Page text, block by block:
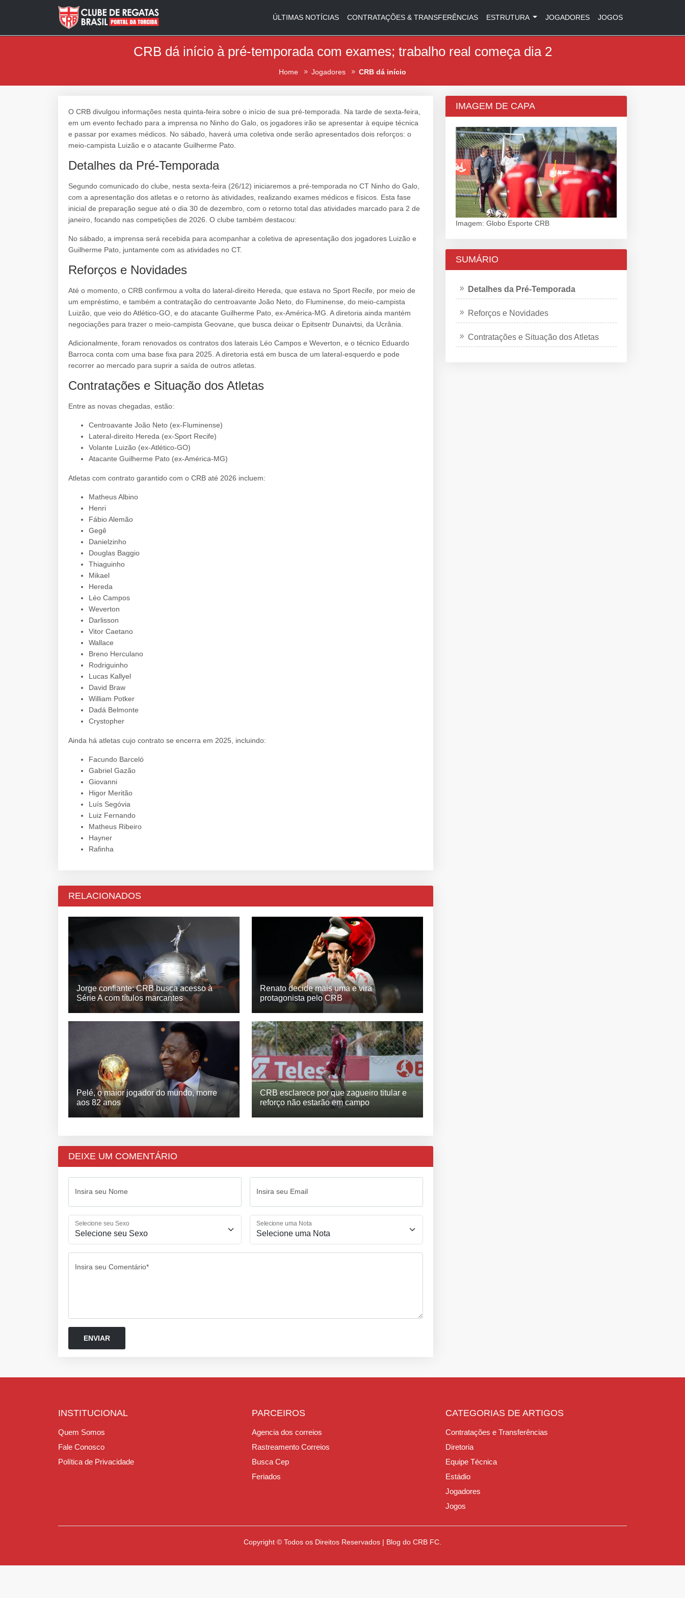
ÚLTIMAS NOTÍCIAS CONTRATAÇÕES & TRANSFERÊNCIAS ESTRUTURA JOGADORES JOGOS
CRB dá início à pré-temporada com exames; trabalho real começa dia 2
Home Jogadores CRB dá início
O CRB divulgou informações nesta quinta-feira sobre o início de sua pré-temporada. Na tarde de sexta-feira,
em um evento fechado para a imprensa no Ninho do Galo, os jogadores irão se apresentar à equipe técnica
e passar por exames médicos. No sábado, haverá uma coletiva onde serão apresentados dois reforços: o
meio-campista Luizão e o atacante Guilherme Pato.
Detalhes da Pré-Temporada
Segundo comunicado do clube, nesta sexta-feira (26/12) iniciaremos a pré-temporada no CT Ninho do Galo,
com a apresentação dos atletas e o retorno às atividades, realizando exames médicos e físicos. Esta fase
inicial de preparação segue até o dia 30 de dezembro, com o retorno total das atividades marcado para 2 de
janeiro, focando nas competições de 2026. O clube também destacou:
No sábado, a imprensa será recebida para acompanhar a coletiva de apresentação dos jogadores Luizão e
Guilherme Pato, juntamente com as atividades no CT.
Reforços e Novidades
Até o momento, o CRB confirmou a volta do lateral-direito Hereda, que estava no Sport Recife, por meio de
um empréstimo, e também a contratação do centroavante João Neto, do Fluminense, do meio-campista
Luizão, que veio do Atlético-GO, e do atacante Guilherme Pato, ex-América-MG. A diretoria ainda mantém
negociações para trazer o meio-campista Geovane, que busca deixar o Epitsentr Dunaivtsi, da Ucrânia.
Adicionalmente, foram renovados os contratos dos laterais Léo Campos e Weverton, e o técnico Eduardo
Barroca conta com uma base fixa para 2025. A diretoria está em busca de um lateral-esquerdo e pode
recorrer ao mercado para suprir a saída de outros atletas.
Contratações e Situação dos Atletas
Entre as novas chegadas, estão:
Centroavante João Neto (ex-Fluminense)
Lateral-direito Hereda (ex-Sport Recife)
Volante Luizão (ex-Atlético-GO)
Atacante Guilherme Pato (ex-América-MG)
Atletas com contrato garantido com o CRB até 2026 incluem:
Matheus Albino
Henri
Fábio Alemão
Gegê
Danielzinho
Douglas Baggio
Thiaguinho
Mikael
Hereda
Léo Campos
Weverton
Darlisson
Vitor Caetano
Wallace
Breno Herculano
Rodriguinho
Lucas Kallyel
David Braw
William Potker
Dadá Belmonte
Crystopher
Ainda há atletas cujo contrato se encerra em 2025, incluindo:
Facundo Barceló
Gabriel Gazão
Giovanni
Higor Meritão
Luís Segóvia
Luiz Fernando
Matheus Ribeiro
Hayner
Rafinha
RELACIONADOS
Jorge confiante: CRB busca acesso à
Série A com títulos marcantes
Renato decide mais uma e vira
protagonista pelo CRB
Pelé, o maior jogador do mundo, morre
aos 82 anos
CRB esclarece por que zagueiro titular e
reforço não estarão em campo
DEIXE UM COMENTÁRIO
Insira seu Nome Insira seu Email
Selecione seu Sexo Selecione uma Nota
Insira seu Comentário*
IMAGEM DE CAPA
Imagem: Globo Esporte CRB
SUMÁRIO
Detalhes da Pré-Temporada
Reforços e Novidades
Contratações e Situação dos Atletas
INSTITUCIONAL
Quem Somos
Fale Conosco
Política de Privacidade
PARCEIROS
Agencia dos correios
Rastreamento Correios
Busca Cep
Feriados
CATEGORIAS DE ARTIGOS
Contratações e Transferências
Diretoria
Equipe Técnica
Estádio
Jogadores
Jogos
Copyright © Todos os Direitos Reservados | Blog do CRB FC.